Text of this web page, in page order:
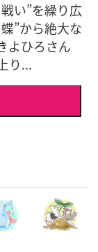
い”を繰り広
”から絶大な
よひろさん
り...